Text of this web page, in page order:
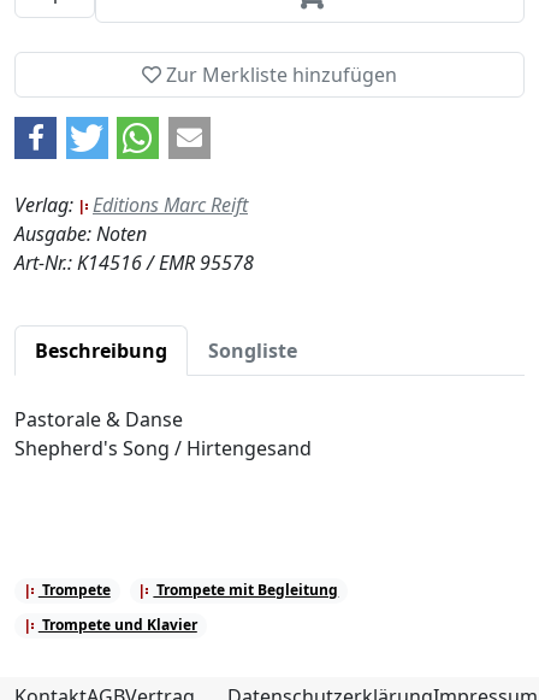
Verlag:
Editions Marc Reift
Ausgabe: Noten
Art-Nr.: K14516 / EMR 95578
Beschreibung Songliste
Pastorale & Danse
Shepherd's Song / Hirtengesand
Trompete
Trompete mit Begleitung
Trompete und Klavier
Zur Merkliste hinzufügen